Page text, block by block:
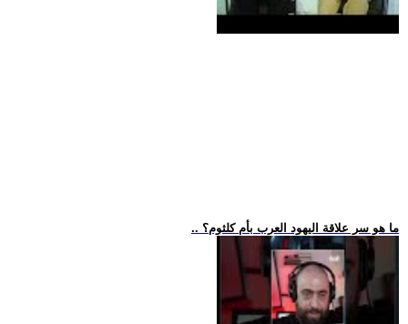
.. ما هو سر علاقة اليهود العرب بأم كلثوم؟